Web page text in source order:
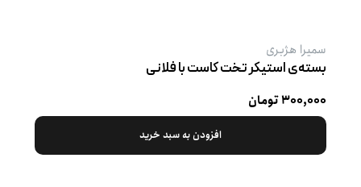
سمیرا هژبری
بسته‌ی استیکر تخت کاست با فلانی
۳۰۰,۰۰۰ تومان
افزودن به سبد خرید